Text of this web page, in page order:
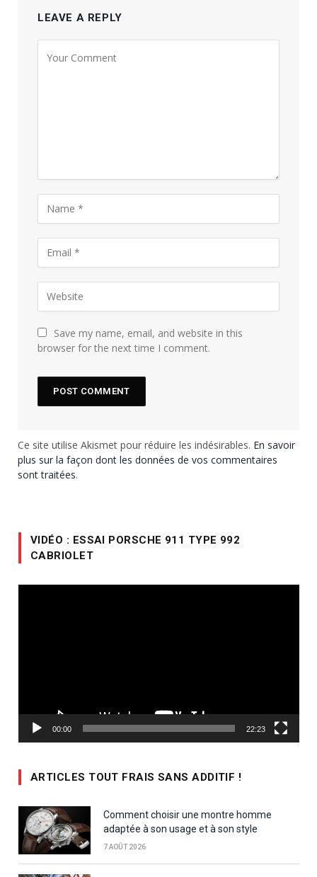
LEAVE A REPLY
Save my name, email, and website in this
browser for the next time I comment.
Ce site utilise Akismet pour réduire les indésirables. En savoir
plus sur la façon dont les données de vos commentaires
sont traitées.
VIDÉO : ESSAI PORSCHE 911 TYPE 992
CABRIOLET
00:00 22:23
ARTICLES TOUT FRAIS SANS ADDITIF !
Comment choisir une montre homme
adaptée à son usage et à son style
7 AOÛT 2026